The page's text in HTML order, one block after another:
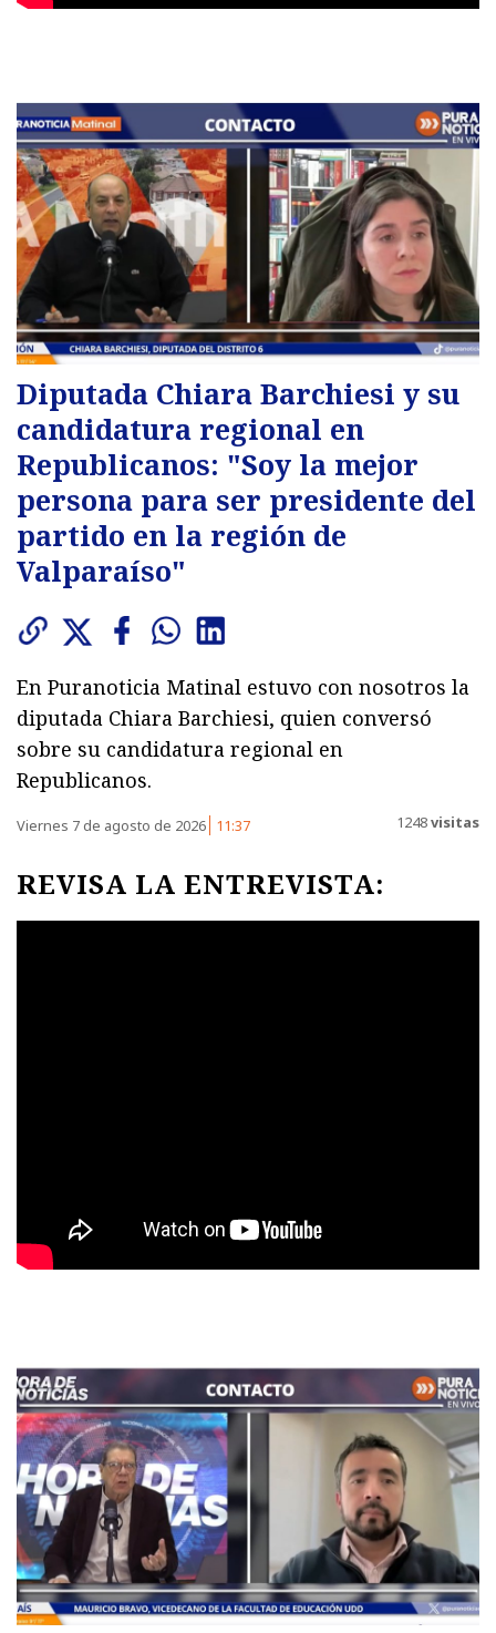
Diputada Chiara Barchiesi y su
candidatura regional en
Republicanos: "Soy la mejor
persona para ser presidente del
partido en la región de
Valparaíso"
En Puranoticia Matinal estuvo con nosotros la
diputada Chiara Barchiesi, quien conversó
sobre su candidatura regional en
Republicanos.
Viernes 7 de agosto de 2026 11:37 1248visitas
REVISA LA ENTREVISTA: